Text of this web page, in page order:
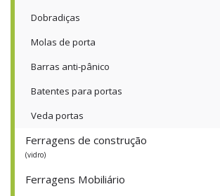
Dobradiças
Molas de porta
Barras anti-pânico
Batentes para portas
Veda portas
Ferragens de construção
(vidro)
Ferragens Mobiliário